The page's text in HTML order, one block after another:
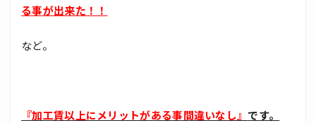
る事が出来た ！！
など。
『加工賃以上にメリットがある事間違いなし』 です。